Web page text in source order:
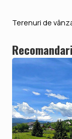
Terenuri de
Recomandari